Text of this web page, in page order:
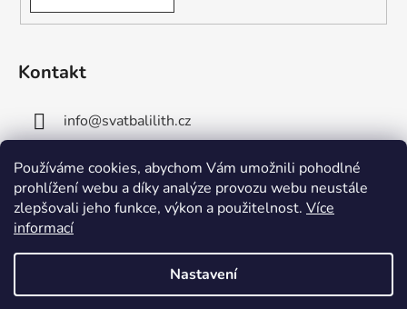
Používáme cookies, abychom Vám umožnili pohodlné
prohlížení webu a díky analýze provozu webu neustále
zlepšovali jeho funkce, výkon a použitelnost. Více
informací
Nastavení
Kontakt
info@svatbalilith.cz
+420 778 745 219
+420 778 770 784